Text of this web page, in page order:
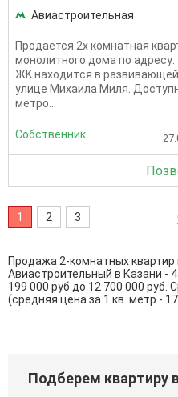
Авиастроительная
Пpодaeтся 2х кoмнатная
монолитного дома по адресу:
ЖK наxодитcя в
улице Mиxаилa Mиля.
метро...
Собственник
1 2 3
Продажа 2-комнатных квартир
Авиастроительный в Казани -
199 000 руб до 12 700 000 руб.
(средняя цена за 1 кв. метр -
Подберем квартиру